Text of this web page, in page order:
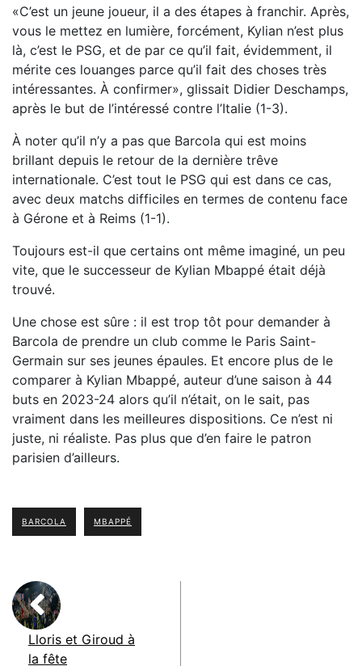
«C’est un jeune joueur, il a des étapes à franchir. Après,
vous le mettez en lumière, forcément, Kylian n’est plus
là, c’est le PSG, et de par ce qu’il fait, évidemment, il
mérite ces louanges parce qu’il fait des choses très
intéressantes. À confirmer», glissait Didier Deschamps,
après le but de l’intéressé contre l’Italie (1-3).
À noter qu’il n’y a pas que Barcola qui est moins
brillant depuis le retour de la dernière trêve
internationale. C’est tout le PSG qui est dans ce cas,
avec deux matchs difficiles en termes de contenu face
à Gérone et à Reims (1-1).
Toujours est-il que certains ont même imaginé, un peu
vite, que le successeur de Kylian Mbappé était déjà
trouvé.
Une chose est sûre : il est trop tôt pour demander à
Barcola de prendre un club comme le Paris Saint-
Germain sur ses jeunes épaules. Et encore plus de le
comparer à Kylian Mbappé, auteur d’une saison à 44
buts en 2023-24 alors qu’il n’était, on le sait, pas
vraiment dans les meilleures dispositions. Ce n’est ni
juste, ni réaliste. Pas plus que d’en faire le patron
parisien d’ailleurs.
BARCOLA MBAPPÉ
Lloris et Giroud à
la fête